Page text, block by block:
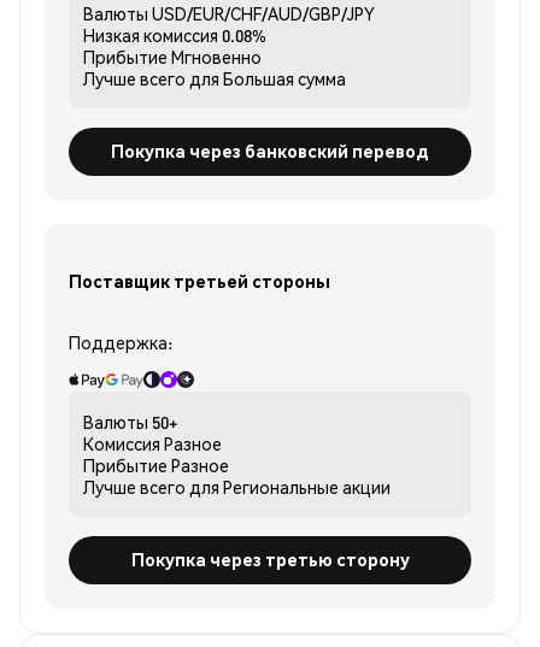
Валюты USD/EUR/CHF/AUD/GBP/JPY
Низкая комиссия 0.08%
Прибытие Мгновенно
Лучше всего для Большая сумма
Покупка через банковский перевод
Поставщик третьей стороны
Поддержка:
Валюты 50+
Комиссия Разное
Прибытие Разное
Лучше всего для Региональные акции
Покупка через третью сторону